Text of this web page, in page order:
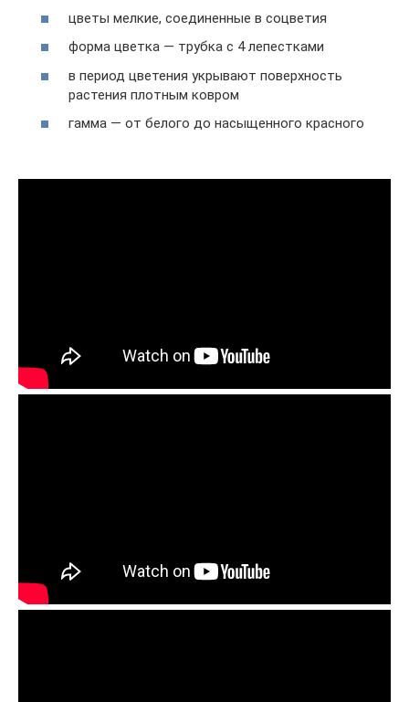
цветы мелкие, соединенные в соцветия
форма цветка — трубка с 4 лепестками
в период цветения укрывают поверхность
растения плотным ковром
гамма — от белого до насыщенного красного